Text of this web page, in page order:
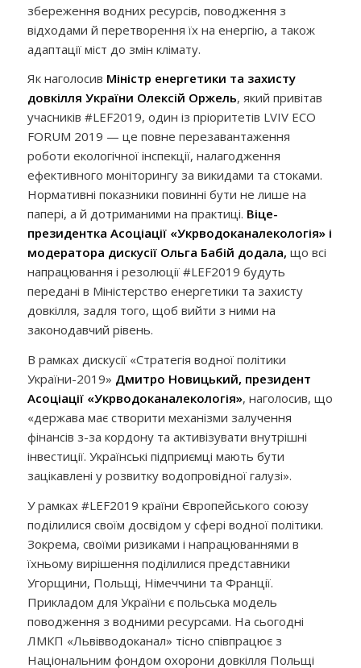
збереження водних ресурсів, поводження з
відходами й перетворення їх на енергію, а також
адаптації міст до змін клімату.
Як наголосив Міністр енергетики та захисту
довкілля України Олексій Оржель, який привітав
учасників #LEF2019, один із пріоритетів LVIV ECO
FORUM 2019 — це повне перезавантаження
роботи екологічної інспекції, налагодження
ефективного моніторингу за викидами та стоками.
Нормативні показники повинні бути не лише на
папері, а й дотриманими на практиці. Віце-
президентка Асоціації «Укрводоканалекологія» і
модератора дискусії Ольга Бабій додала, що всі
напрацювання і резолюції #LEF2019 будуть
передані в Міністерство енергетики та захисту
довкілля, задля того, щоб вийти з ними на
законодавчий рівень.
В рамках дискусії «Стратегія водної політики
України-2019» Дмитро Новицький, президент
Асоціації «Укрводоканалекологія», наголосив, що
«держава має створити механізми залучення
фінансів з-за кордону та активізувати внутрішні
інвестиції. Українські підприємці мають бути
зацікавлені у розвитку водопровідної галузі».
У рамках #LEF2019 країни Європейського союзу
поділилися своїм досвідом у сфері водної політики.
Зокрема, своїми ризиками і напрацюваннями в
їхньому вирішення поділилися представники
Угорщини, Польщі, Німеччини та Франції.
Прикладом для України є польська модель
поводження з водними ресурсами. На сьогодні
ЛМКП «Львівводоканал» тісно співпрацює з
Національним фондом охорони довкілля Польщі